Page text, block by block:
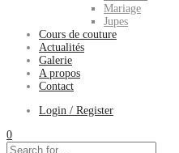
Mariage
Jupes
Cours de couture
Actualités
Galerie
A propos
Contact
Login / Register
0